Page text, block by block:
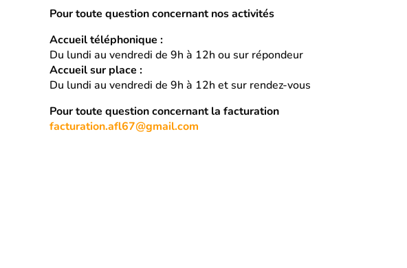
Pour toute question concernant nos activités
Accueil téléphonique :
Du lundi au vendredi de 9h à 12h ou sur répondeur
Accueil sur place :
Du lundi au vendredi de 9h à 12h et sur rendez-vous
Pour toute question concernant la facturation
facturation.afl67@gmail.com